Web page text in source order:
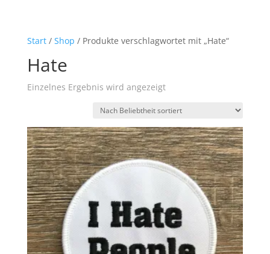
Start/ Shop / Produkte verschlagwortet mit „Hate“
Hate
Einzelnes Ergebnis wird angezeigt